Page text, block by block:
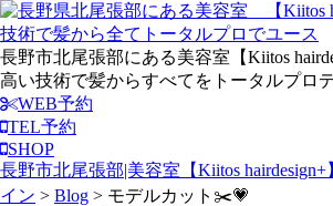
長野市北尾張部にある美容室【Kiitos
高い技術で髪からすべてをトータルプロ
WEB予約
TEL予約
SHOP
長野市北尾張部|美容室【Kiitos
イン > Blog > モデルカット✂️💗